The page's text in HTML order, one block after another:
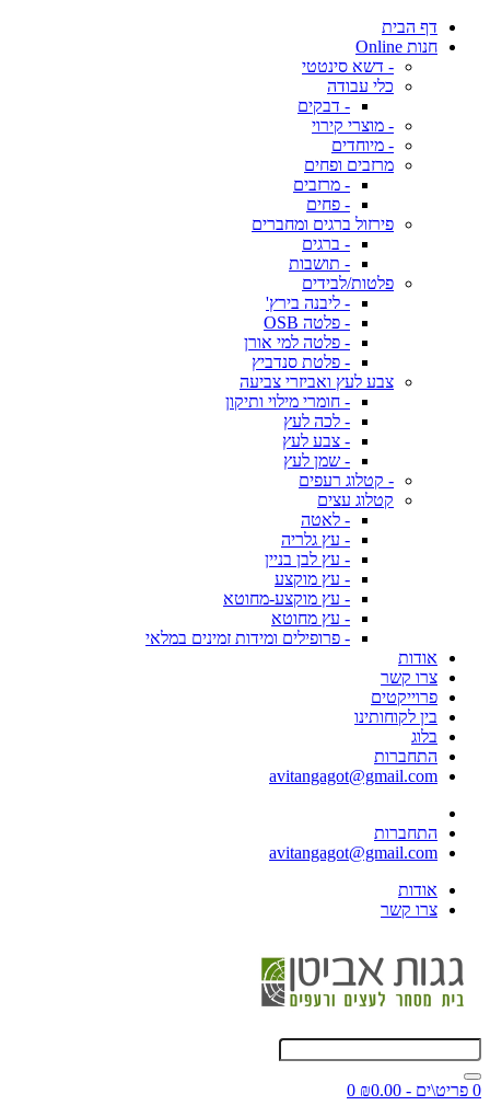
דף הבית
חנות Online
- דשא סינטטי
כלי עבודה
- דבקים
- מוצרי קירוי
- מיוחדים
מרזבים ופחים
- מרזבים
- פחים
פירזול ברגים ומחברים
- ברגים
- תושבות
פלטות/לבידים
- ליבנה בירץ'
- פלטה OSB
- פלטה למי אורן
- פלטת סנדביץ
צבע לעץ ואביזרי צביעה
- חומרי מילוי ותיקון
- לכה לעץ
- צבע לעץ
- שמן לעץ
- קטלוג רעפים
קטלוג עצים
- לאטה
- עץ גלריה
- עץ לבן בניין
- עץ מוקצע
- עץ מוקצע-מחוטא
- עץ מחוטא
- פרופילים ומידות זמינים במלאי
אודות
צרו קשר
פרוייקטים
בין לקוחותינו
בלוג
התחברות
avitangagot@gmail.com
התחברות
avitangagot@gmail.com
אודות
צרו קשר
0 פריט\ים - ₪0.00
0